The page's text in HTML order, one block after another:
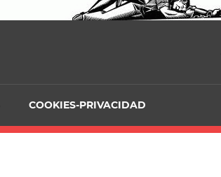
COOKIES-PRIVACIDAD